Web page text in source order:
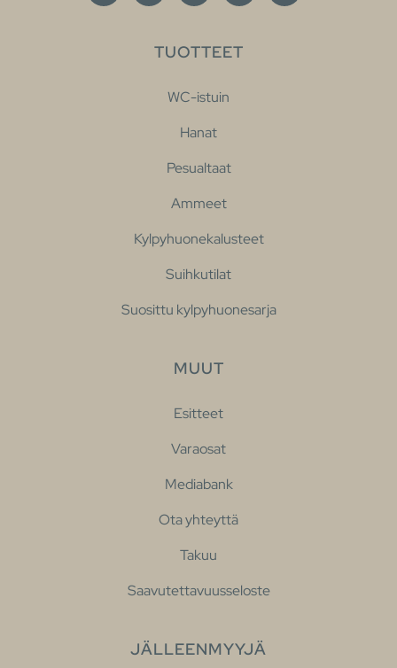
TUOTTEET
WC-istuin
Hanat
Pesualtaat
Ammeet
Kylpyhuonekalusteet
Suihkutilat
Suosittu kylpyhuonesarja
MUUT
Esitteet
Varaosat
Mediabank
Ota yhteyttä
Takuu
Saavutettavuusseloste
JÄLLEENMYYJÄ